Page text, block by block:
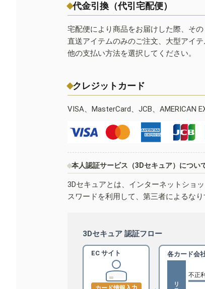
代金引換（代引宅配便）
宅配便により商品をお届けした際、そ
直送アイテムのみのご注文、大型アイ
他の支払い方法を選択してください。
クレジットカード
VISA、MasterCard、JCB、AMERICAN
本人認証サービス（3Dセキュア）につい
3Dセキュアとは、インターネットショ
スワードを利用して、第三者によるな
3Dセキュア 認証フロー
EC サイト 各カード会
不正